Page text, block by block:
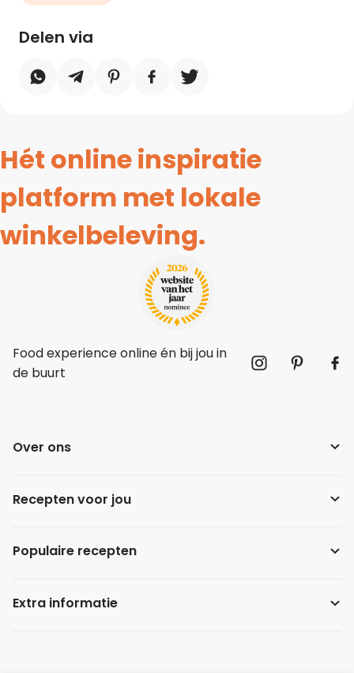
Delen via
Hét online inspiratie
platform met lokale
winkelbeleving.
Food experience online én bij jou in
de buurt
Over ons
Recepten voor jou
Populaire recepten
Extra informatie